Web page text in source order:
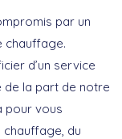
par un
chauffage.
d’un service
de la part de notre
pour vous
du